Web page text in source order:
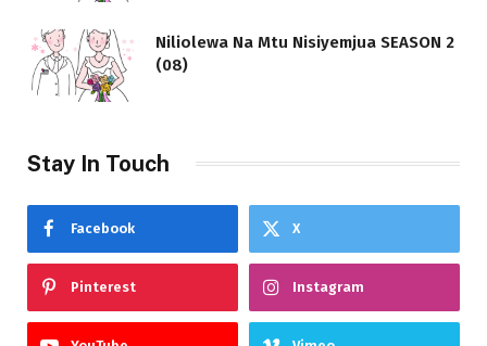
Niliolewa Na Mtu Nisiyemjua SEASON 2
(08)
Stay In Touch
Facebook X
Pinterest Instagram